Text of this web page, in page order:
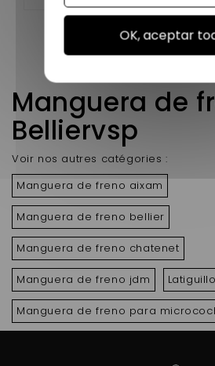
Mostrando 1 - 4 de
Manguera de
Belliervsp
Voir nos autres catégories :
Manguera de freno aixam
Manguera de freno bellier
Manguera de freno chatenet
Manguera de freno jdm
Manguera de freno para
OK, aceptar